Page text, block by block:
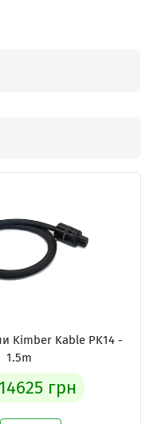
Kimber Kable PK14 -
1.5m
14625 грн